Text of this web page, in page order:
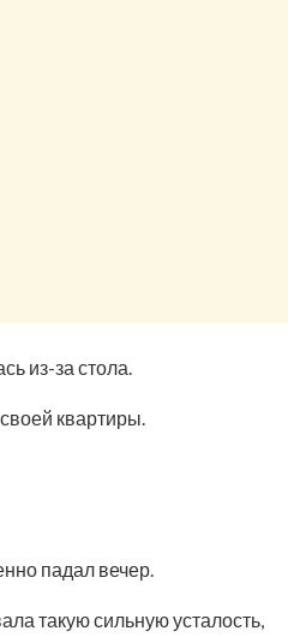
из-за стола.
квартиры.
падал вечер.
такую сильную усталость,